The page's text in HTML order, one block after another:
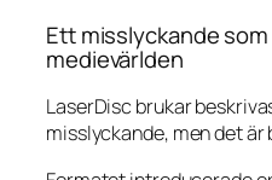
Ett misslyckande
medievärlden
LaserDisc brukar
misslyckande, men det är